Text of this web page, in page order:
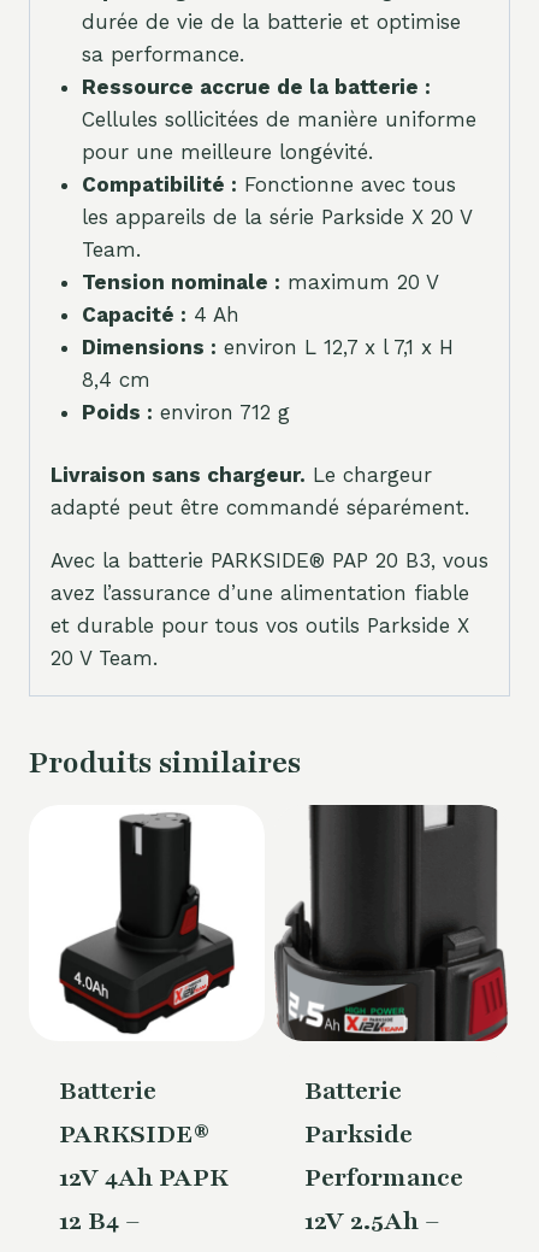
durée de vie de la batterie et optimise
sa performance.
Ressource accrue de la batterie :
Cellules sollicitées de manière uniforme
pour une meilleure longévité.
Compatibilité : Fonctionne avec tous
les appareils de la série Parkside X 20 V
Team.
Tension nominale : maximum 20 V
Capacité : 4 Ah
Dimensions : environ L 12,7 x l 7,1 x H
8,4 cm
Poids : environ 712 g
Livraison sans chargeur. Le chargeur
adapté peut être commandé séparément.
Avec la batterie PARKSIDE® PAP 20 B3, vous
avez l’assurance d’une alimentation fiable
et durable pour tous vos outils Parkside X
20 V Team.
Produits similaires
Batterie
PARKSIDE®
12V 4Ah PAPK
12 B4 –
Batterie
Parkside
Performance
12V 2.5Ah –